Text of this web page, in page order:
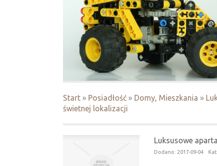
Start » Posiadłość » Domy, Mieszkania »
świetnej lokalizacji
Luksusowe
Dodano: 2017-09-04